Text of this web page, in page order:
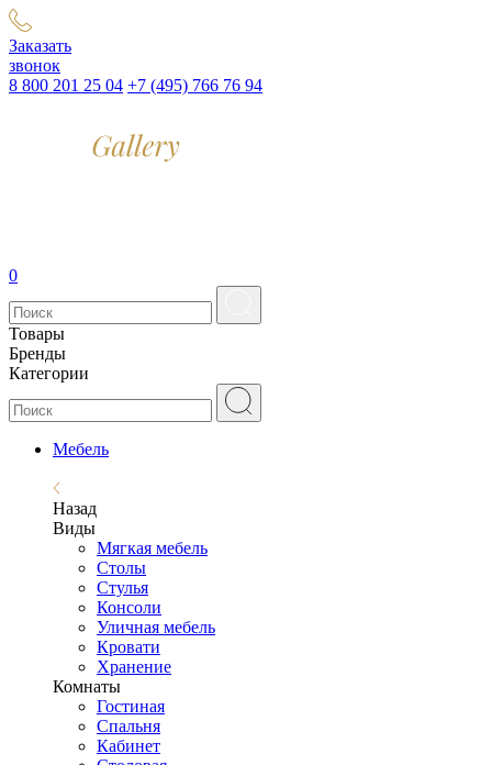
Заказать
звонок
8 800 201 25 04 +7 (495) 766 76 94
0
Товары
Бренды
Категории
Мебель
Назад
Виды
Мягкая мебель
Столы
Стулья
Консоли
Уличная мебель
Кровати
Хранение
Комнаты
Гостиная
Спальня
Кабинет